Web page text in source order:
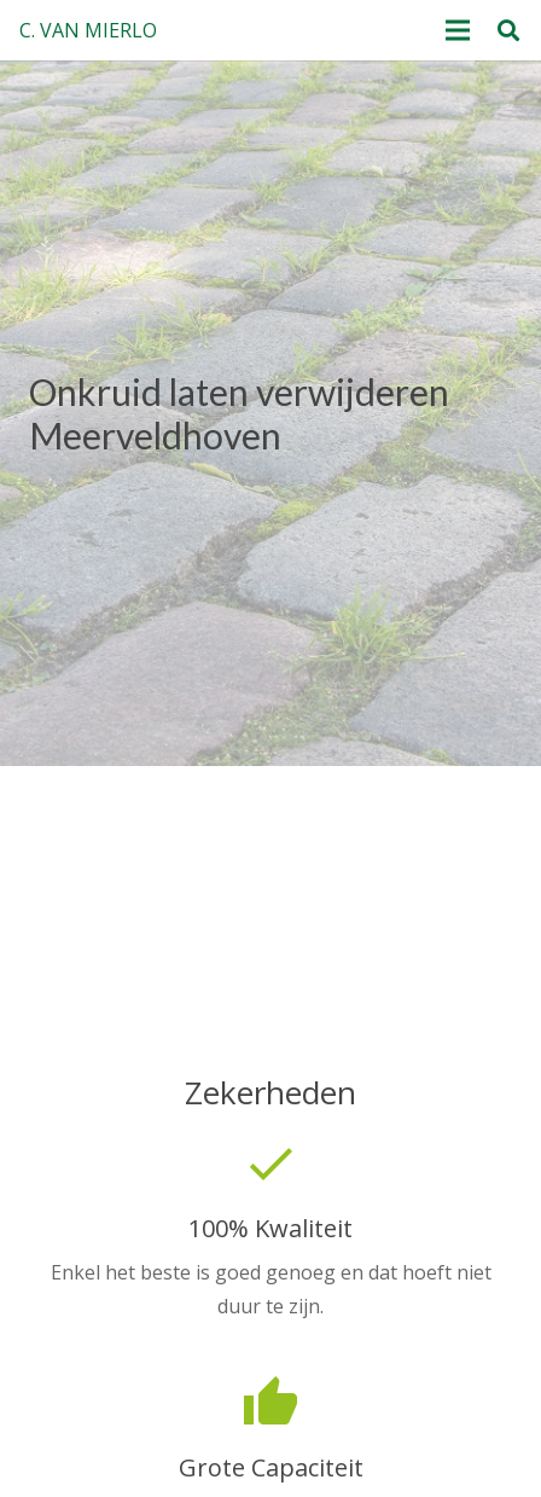
C. VAN MIERLO
Onkruid laten verwijderen
Meerveldhoven
Zekerheden
done
100% Kwaliteit
Enkel het beste is goed genoeg en dat hoeft niet
duur te zijn.
thumb_up
Grote Capaciteit